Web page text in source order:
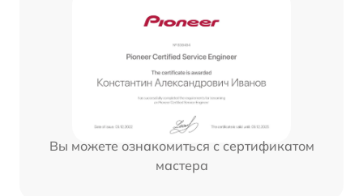
Вы можете ознакомиться с сертификатом
мастера